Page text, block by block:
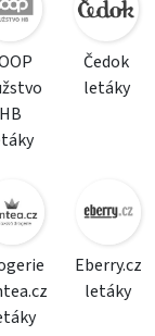
HB
Čedok
letáky
Eberry.cz
letáky